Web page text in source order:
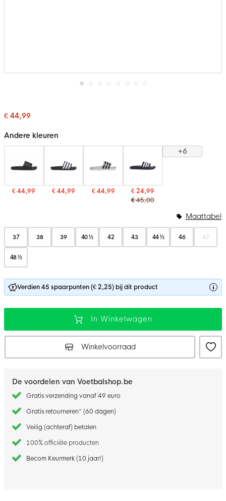
begin
de
€ 44,99
Andere kleuren
€ 44,99 € 44,99 € 44,99
€ 24,99
€ 45,00
+6
37 38 39 40 ½ 42 43 44 ½ 46 47
48 ½
Maattabel
Verdien 45 spaarpunten (€ 2,25) bij dit product
In Winkelwagen
Winkelvoorraad
De voordelen van Voetbalshop.be
Gratis verzending vanaf 49 euro
Gratis retourneren* (60 dagen)
Veilig (achteraf) betalen
100% officiële producten
Becom Keurmerk (10 jaar!)